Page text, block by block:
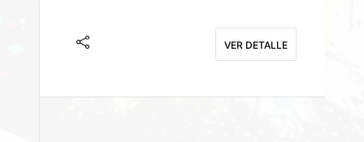
VER DETALLE